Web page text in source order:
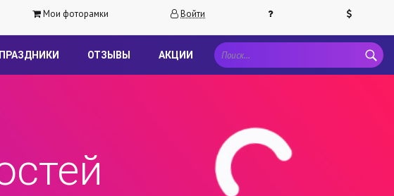
Мои фоторамки Войти
ПРАЗДНИКИ ОТЗЫВЫ АКЦИИ